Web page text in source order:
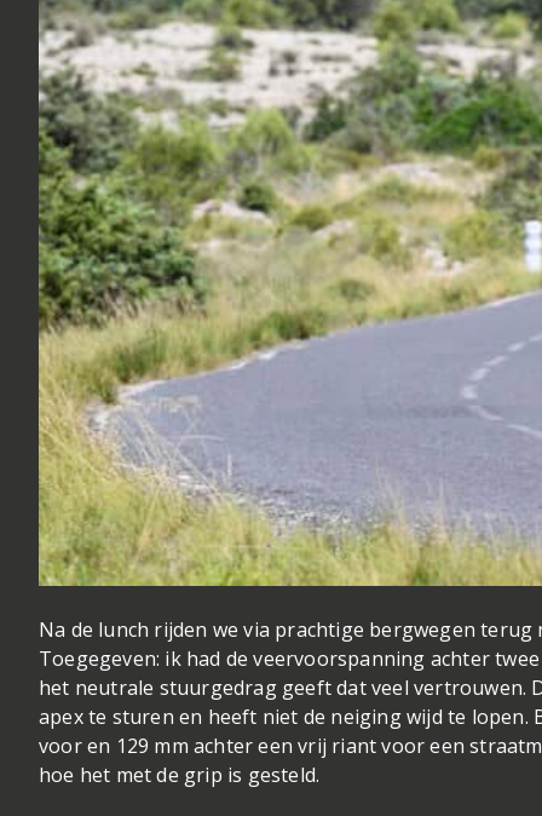
Na de lunch rijden we via prachtige bergwegen
Toegegeven: ik had de veervoorspanning achter
het neutrale stuurgedrag geeft dat veel vertrouwen.
apex te sturen en heeft niet de neiging wijd te lopen.
voor en 129 mm achter een vrij riant voor een
hoe het met de grip is gesteld.